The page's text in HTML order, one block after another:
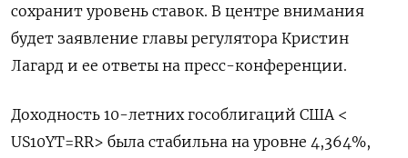
сохранит уровень ставок. В центре внимания
будет заявление главы регулятора Кристин
Лагард и ее ответы на пресс-конференции.
Доходность 10-летних гособлигаций США <
US10YT=RR> была стабильна на уровне 4,364%,